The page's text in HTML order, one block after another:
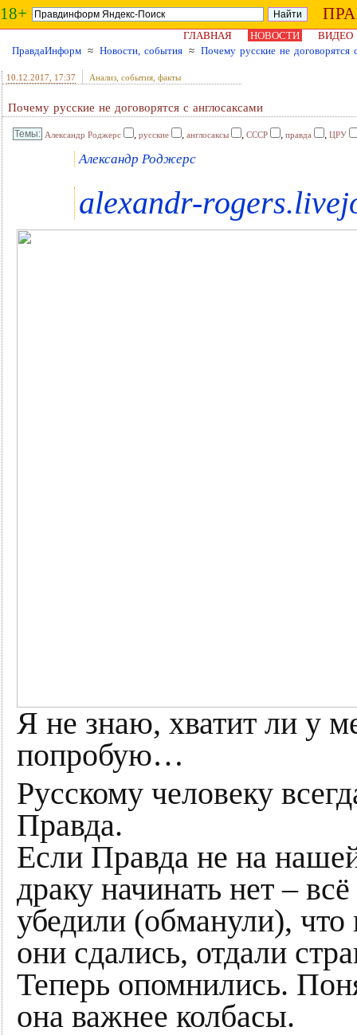
18+
ГЛАВНАЯ НОВОСТИ
ВИДЕО
ПравдаИнформ ≈ Новости, события ≈ Почему русские не договорятся
10.12.2017 , 17:37 Анализ, события, факты
Почему русские не договорятся с англосаксами
Александр Роджерс , русские , англосаксы , СССР , правда , ЦРУ
Александр Роджерс
alexandr-
Я не знаю, хватит ли у
попробую…
Русскому человеку
Правда.
Если Правда не на
драку начинать нет –
убедили (обманули),
они сдались, отдали
Теперь опомнились.
она важнее колбасы.